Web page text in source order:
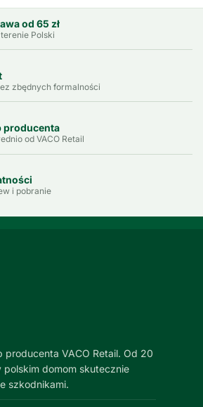
od 65 zł
Polski
zbędnych formalności
producenta
od VACO Retail
i pobranie
producenta VACO Retail. Od 20
polskim domom skutecznie
szkodnikami.